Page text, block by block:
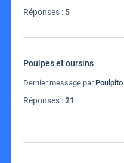
Réponses :5
Poulpes et oursins
Dernier message par Poulpito
Réponses :21